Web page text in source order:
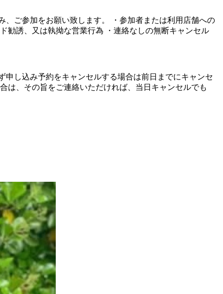
ご参加をお願い致します。 ・参加者または利用店舗への
勧誘、又は執拗な営業行為 ・連絡なしの無断キャンセル
し込み予約をキャンセルする場合は前日までにキャンセ
は、その旨をご連絡いただければ、当日キャンセルでも